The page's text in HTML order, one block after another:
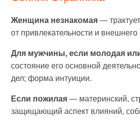
Женщина незнакомая —
от привлекательности и
Для мужчины, если молодая
состояние его основной
дел; форма интуиции.
Если пожилая — материнский,
защищающий аспект влияний,